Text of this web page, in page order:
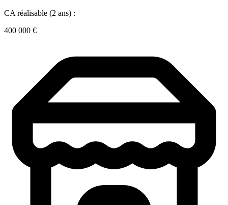
CA réalisable (2 ans) :
400 000 €